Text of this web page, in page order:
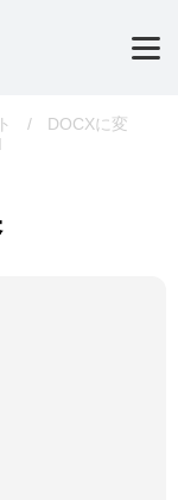
/
DOCXに変